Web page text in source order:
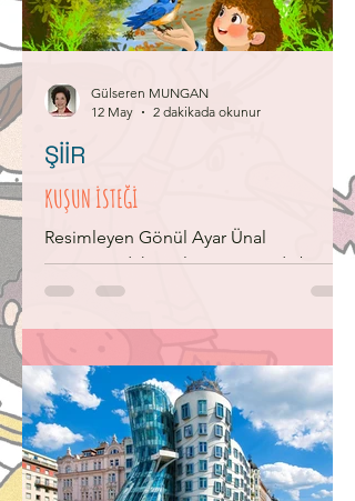
insanın uzayda ulaştığı en uzak
mesafeymiş! Peki orada ne hissettiler?"
KUŞUN İSTEĞİ
Resimleyen Gönül Ayar Ünal
Masmaviydi kanatları Gagasında bir
solucan Uçtu, baktım arkasından
acar çıktı Kaptı minik solucanı Anne kuş
yeniden uçtu Döndü durdu başucumda
İstekle kondu elime Solucan yoktu ki
bende! Anne kuşa acıyordum
Üzüldüm, yardımsız kaldı Ama ben
ŞİİR
Gülseren MUNGAN
12 May
2 dakikada okunur